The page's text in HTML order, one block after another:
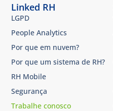
Linked RH
LGPD
People Analytics
Por que em nuvem?
Por que um sistema de RH?
RH Mobile
Segurança
Trabalhe conosco